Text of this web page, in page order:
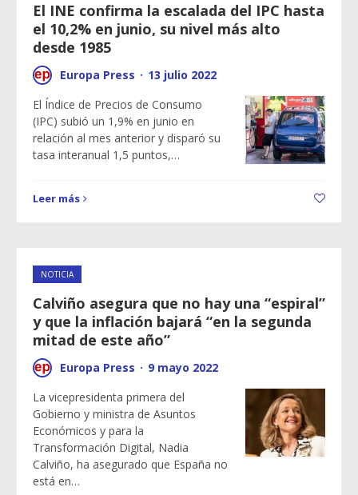
El INE confirma la escalada del IPC hasta
el 10,2% en junio, su nivel más alto
desde 1985
Europa Press · 13 julio 2022
El Índice de Precios de Consumo
(IPC) subió un 1,9% en junio en
relación al mes anterior y disparó su
tasa interanual 1,5 puntos,…
Leer más
NOTICIA
Calviño asegura que no hay una “espiral”
y que la inflación bajará “en la segunda
mitad de este año”
Europa Press · 9 mayo 2022
La vicepresidenta primera del
Gobierno y ministra de Asuntos
Económicos y para la
Transformación Digital, Nadia
Calviño, ha asegurado que España no
está en…